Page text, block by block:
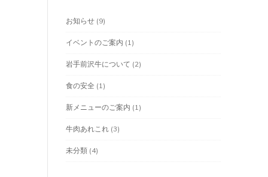
お知らせ (9)
イベントのご案内 (1)
岩手前沢牛について (2)
食の安全 (1)
新メニューのご案内 (1)
牛肉あれこれ (3)
未分類 (4)